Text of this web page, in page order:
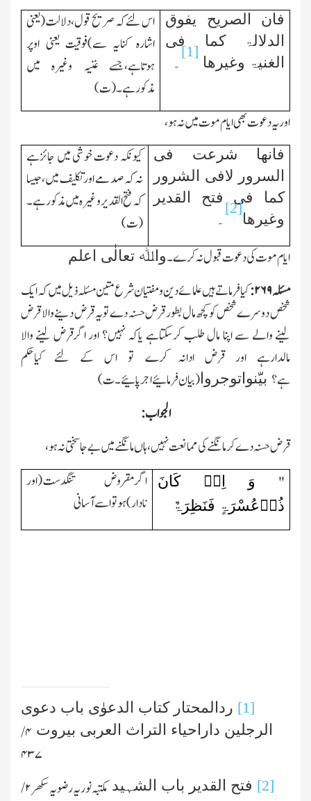
فان الصریح یفوق
الدلالۃ کما فی
الغنیۃ وغیرھا
[1]
۔
اس لئے کہ صریح قول،دلالت(یعنی
اشارہ کنایہ سے)فوقیت یعنی اوپر
ہوتاہے،جسے غنیہ وغیرہ میں
مذکورہے۔(ت)
اور یہ دعوت بھی ایام موت میں نہ ہو،
فانھا شرعت فی
السرور لافی الشرور
کما فی فتح القدیر
وغیرھا
[2]
۔
کیونکہ دعوت خوشی میں جائزہے
نہ کہ صدمے اور تکلیف میں،جیسا
کہ فتح القدیر وغیرہ میں مذکور ہے۔
(ت)
ایام موت کی دعوت قبول نہ کرے۔واﷲ تعالٰی اعلم
مسئلہ۲۶۹:کیافرماتے ہیں علمائے دین ومفتیان شرع متین مسئلہ ذیل میں کہ ایك
شخص دوسرے شخص کو کچھ مال بطور قرض حسنہ دے تو یہ قرض دینے والا قرض
لینے والے سے اپنا مال طلب کرسکتاہے یاکہ نہیں؟ اور اگرقرض لینے والا
مالدارہے اور قرض ادانہ کرے تو اس کے لئے کیاحکم
ہے؟ بیّنواتوجروا(بیان فرمائیے اجرپائیے۔ت)
الجواب:
قرض حسنہ دے کرمانگنے کی ممانعت نہیں،ہاں مانگنے میں بے جا سختی نہ ہو،
" وَ اِنۡ کَانَ
ذُوۡعُسْرَۃٍ فَنَظِرَۃٌ
اگرمقروض تنگدست(اور
نادار)ہوتو اسے آسانی
[1] ردالمحتار کتاب الدعوٰی باب دعوی
الرجلین داراحیاء التراث العربی بیروت
۴ /
۴۳۷
[2] فتح القدیر باب الشہیدمکتبہ نوریہ رضویہ سکھر ۲ /